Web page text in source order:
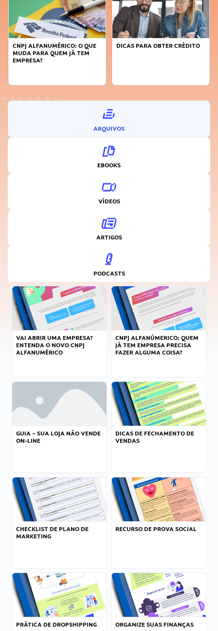
CNPJ ALFANUMÉRICO: O QUE
MUDA PARA QUEM JÁ TEM
EMPRESA?
DICAS PARA OBTER CRÉDITO
ARQUIVOS
EBOOKS
VÍDEOS
ARTIGOS
PODCASTS
VAI ABRIR UMA EMPRESA?
ENTENDA O NOVO CNPJ
ALFANUMÉRICO
CNPJ ALFANÚMERICO: QUEM
JÁ TEM EMPRESA PRECISA
FAZER ALGUMA COISA?
GUIA – SUA LOJA NÃO VENDE
ON-LINE
DICAS DE FECHAMENTO DE
VENDAS
CHECKLIST DE PLANO DE
MARKETING
RECURSO DE PROVA SOCIAL
PRÁTICA DE DROPSHIPPING ORGANIZE SUAS FINANÇAS